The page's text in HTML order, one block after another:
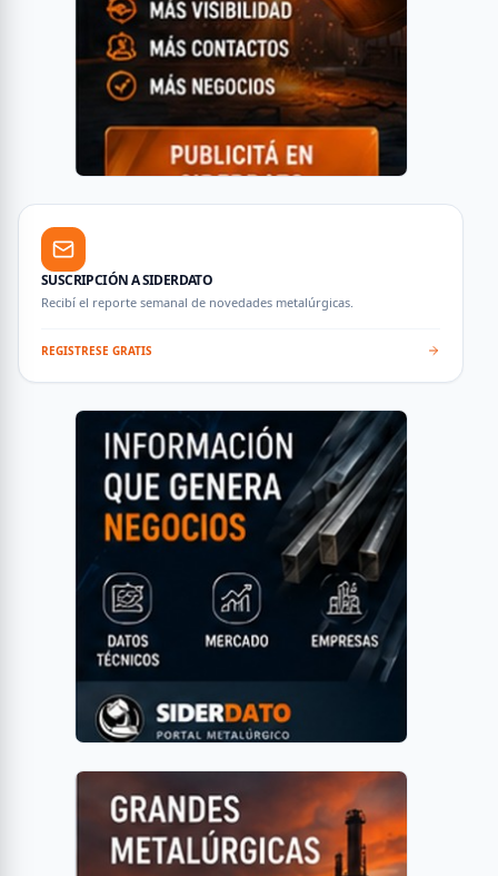
SUSCRIPCIÓN A SIDERDATO
Recibí el reporte semanal de novedades metalúrgicas.
REGISTRESE GRATIS